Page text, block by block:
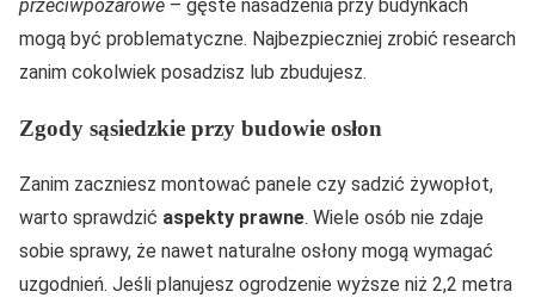
przeciwpożarowe – gęste nasadzenia przy budynkach
mogą być problematyczne. Najbezpieczniej zrobić research
zanim cokolwiek posadzisz lub zbudujesz.
Zgody sąsiedzkie przy budowie osłon
Zanim zaczniesz montować panele czy sadzić żywopłot,
warto sprawdzić aspekty prawne. Wiele osób nie zdaje
sobie sprawy, że nawet naturalne osłony mogą wymagać
uzgodnień. Jeśli planujesz ogrodzenie wyższe niż 2,2 metra